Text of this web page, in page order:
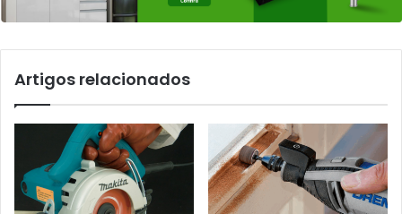
Artigos relacionados